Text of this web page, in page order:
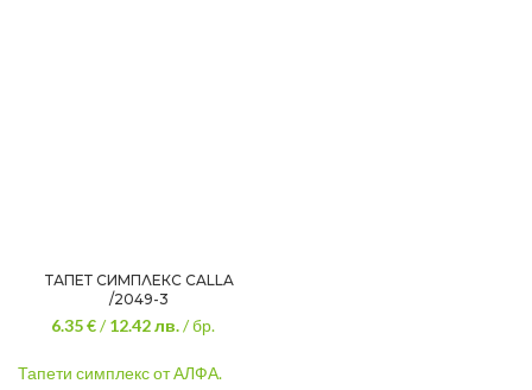
ТАПЕТ СИМПЛЕКС CALLA
/2049-3
6.35 €/12.42лв./ бр.
Тапети симплекс от АЛФА.